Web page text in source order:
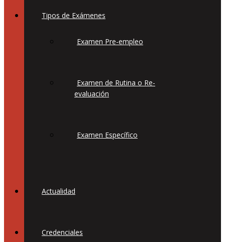
Tipos de Exámenes
Examen Pre-empleo
Examen de Rutina o Re-
evaluación
Examen Específico
Actualidad
Credenciales